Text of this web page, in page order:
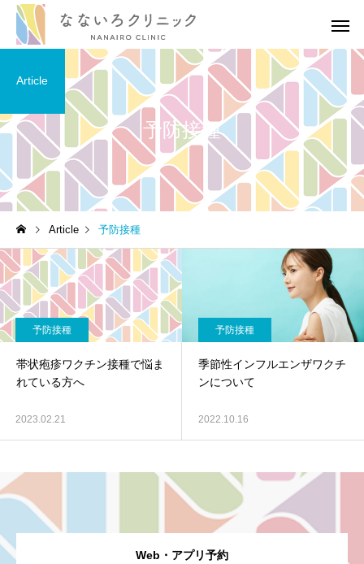
高血圧
［医師解説］生活習慣の修
正でどれだけ血圧が下がる
のか？
高血圧
血圧の薬を飲み続ける
がある？医師の考えを
りやすく伝えます
予防接種
Article
Article 予防接種
予防接種
帯状疱疹ワクチン接種で悩ま
れている方へ
2023.02.21
予防接種
季節性インフルエンザワクチ
ンについて
2022.10.16
Web・アプリ予約